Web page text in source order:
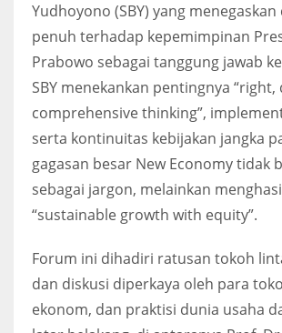
Yudhoyono (SBY) yang
penuh terhadap kepemimpinan
Prabowo sebagai tanggung jawab
SBY menekankan pentingnya “right,
comprehensive thinking”,
serta kontinuitas kebijakan jangka
gagasan besar New Economy tidak
sebagai jargon, melainkan
“sustainable growth with equity”.
Forum ini dihadiri ratusan tokoh
dan diskusi diperkaya oleh para
ekonom, dan praktisi dunia usaha